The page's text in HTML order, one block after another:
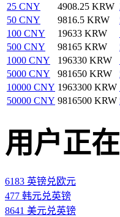
25 CNY
4908.25 KRW
50 CNY
9816.5 KRW
100 CNY
19633 KRW
500 CNY
98165 KRW
1000 CNY
196330 KRW
5000 CNY
981650 KRW
10000 CNY 1963300 KRW
50000 CNY 9816500 KRW
用户正
6183 英镑兑欧元
477 韩元兑英镑
8641 美元兑英镑